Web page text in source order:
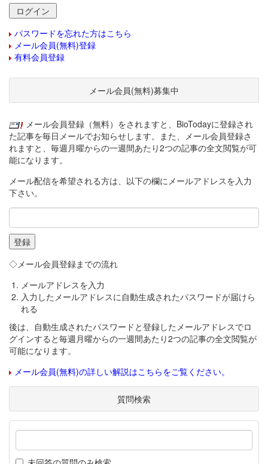
パスワードを忘れた方はこちら
メール会員(無料)登録
有料会員登録
メール会員(無料)募集中
メール会員登録（無料）をされますと、BioTodayに登録され
た記事を毎日メールでお知らせします。また、メール会員登録さ
れますと、毎週月曜からの一週間あたり2つの記事の全文閲覧が可
能になります。
メール配信を希望される方は、以下の欄にメールアドレスを入力
下さい。
◇メール会員登録までの流れ
メールアドレスを入力
入力したメールアドレスに自動生成されたパスワードが届けら
れる
後は、自動生成されたパスワードと登録したメールアドレスでロ
グインすると毎週月曜からの一週間あたり2つの記事の全文閲覧が
可能になります。
メール会員(無料)の詳しい解説はこちらをご覧ください。
質問検索